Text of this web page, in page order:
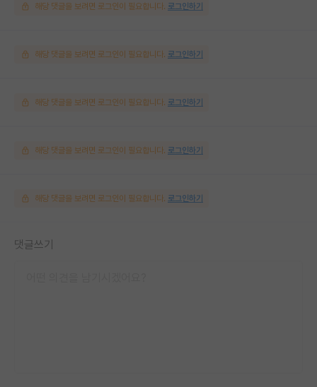
해당 댓글을 보려면 로그인이 필요합니다. 로그인하기
해당 댓글을 보려면 로그인이 필요합니다. 로그인하기
해당 댓글을 보려면 로그인이 필요합니다. 로그인하기
해당 댓글을 보려면 로그인이 필요합니다. 로그인하기
해당 댓글을 보려면 로그인이 필요합니다. 로그인하기
댓글쓰기